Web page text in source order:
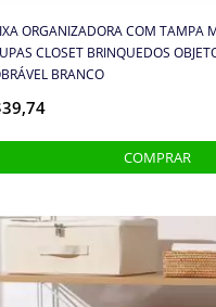
ORGANIZADORA COM TAMPA
CLOSET BRINQUEDOS
BRANCO